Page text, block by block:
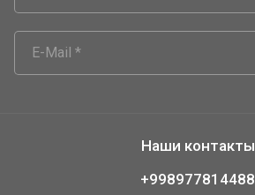
Наши контакты
+998977814488